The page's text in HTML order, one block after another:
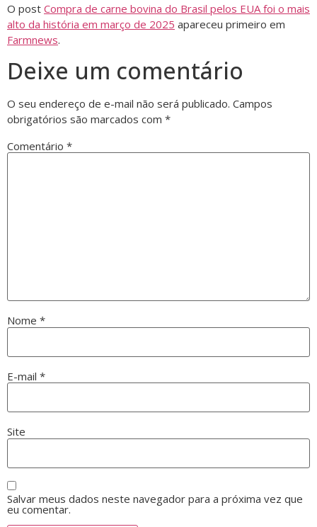
O post Compra de carne bovina do Brasil pelos EUA foi o mais
alto da história em março de 2025 apareceu primeiro em
Farmnews.
Deixe um comentário
O seu endereço de e-mail não será publicado. Campos
obrigatórios são marcados com *
Comentário *
Nome *
E-mail *
Site
Salvar meus dados neste navegador para a próxima vez que
eu comentar.